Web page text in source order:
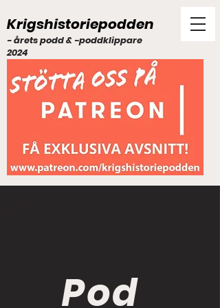
Krigshistoriepodden
- årets podd & -poddklippare
2024
Pod